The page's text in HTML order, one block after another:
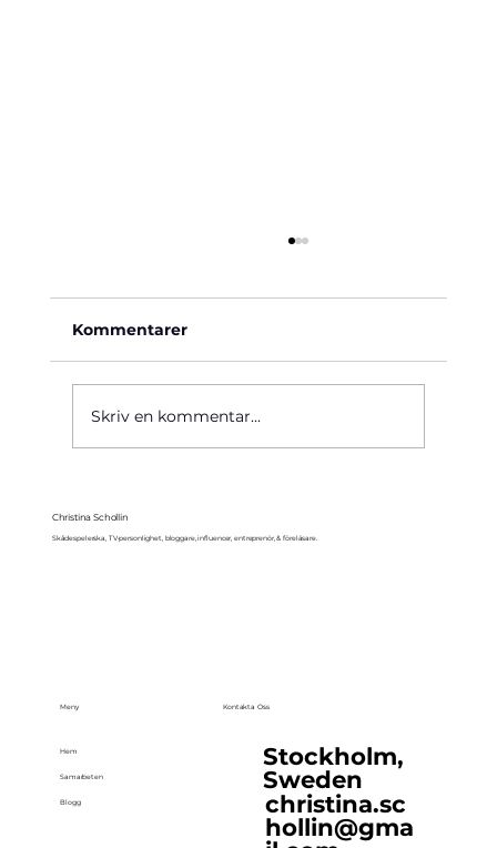
Kommentarer
Skriv en kommentar...
Christina Schollin
Skådespelerska, TV-personlighet, bloggare, influencer, entreprenör, & föreläsare.
Meny
Hem
Samarbeten
Blogg
Kontakta Oss
Stockholm,
Sweden
christina.sc
hollin@gma